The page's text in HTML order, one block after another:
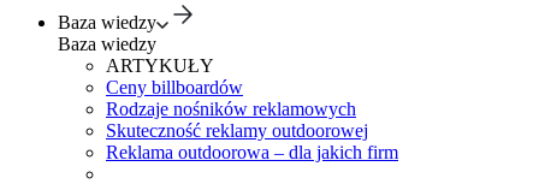
Baza wiedzy
Baza wiedzy
ARTYKUŁY
Ceny billboardów
Rodzaje nośników reklamowych
Skuteczność reklamy outdoorowej
Reklama outdoorowa – dla jakich firm